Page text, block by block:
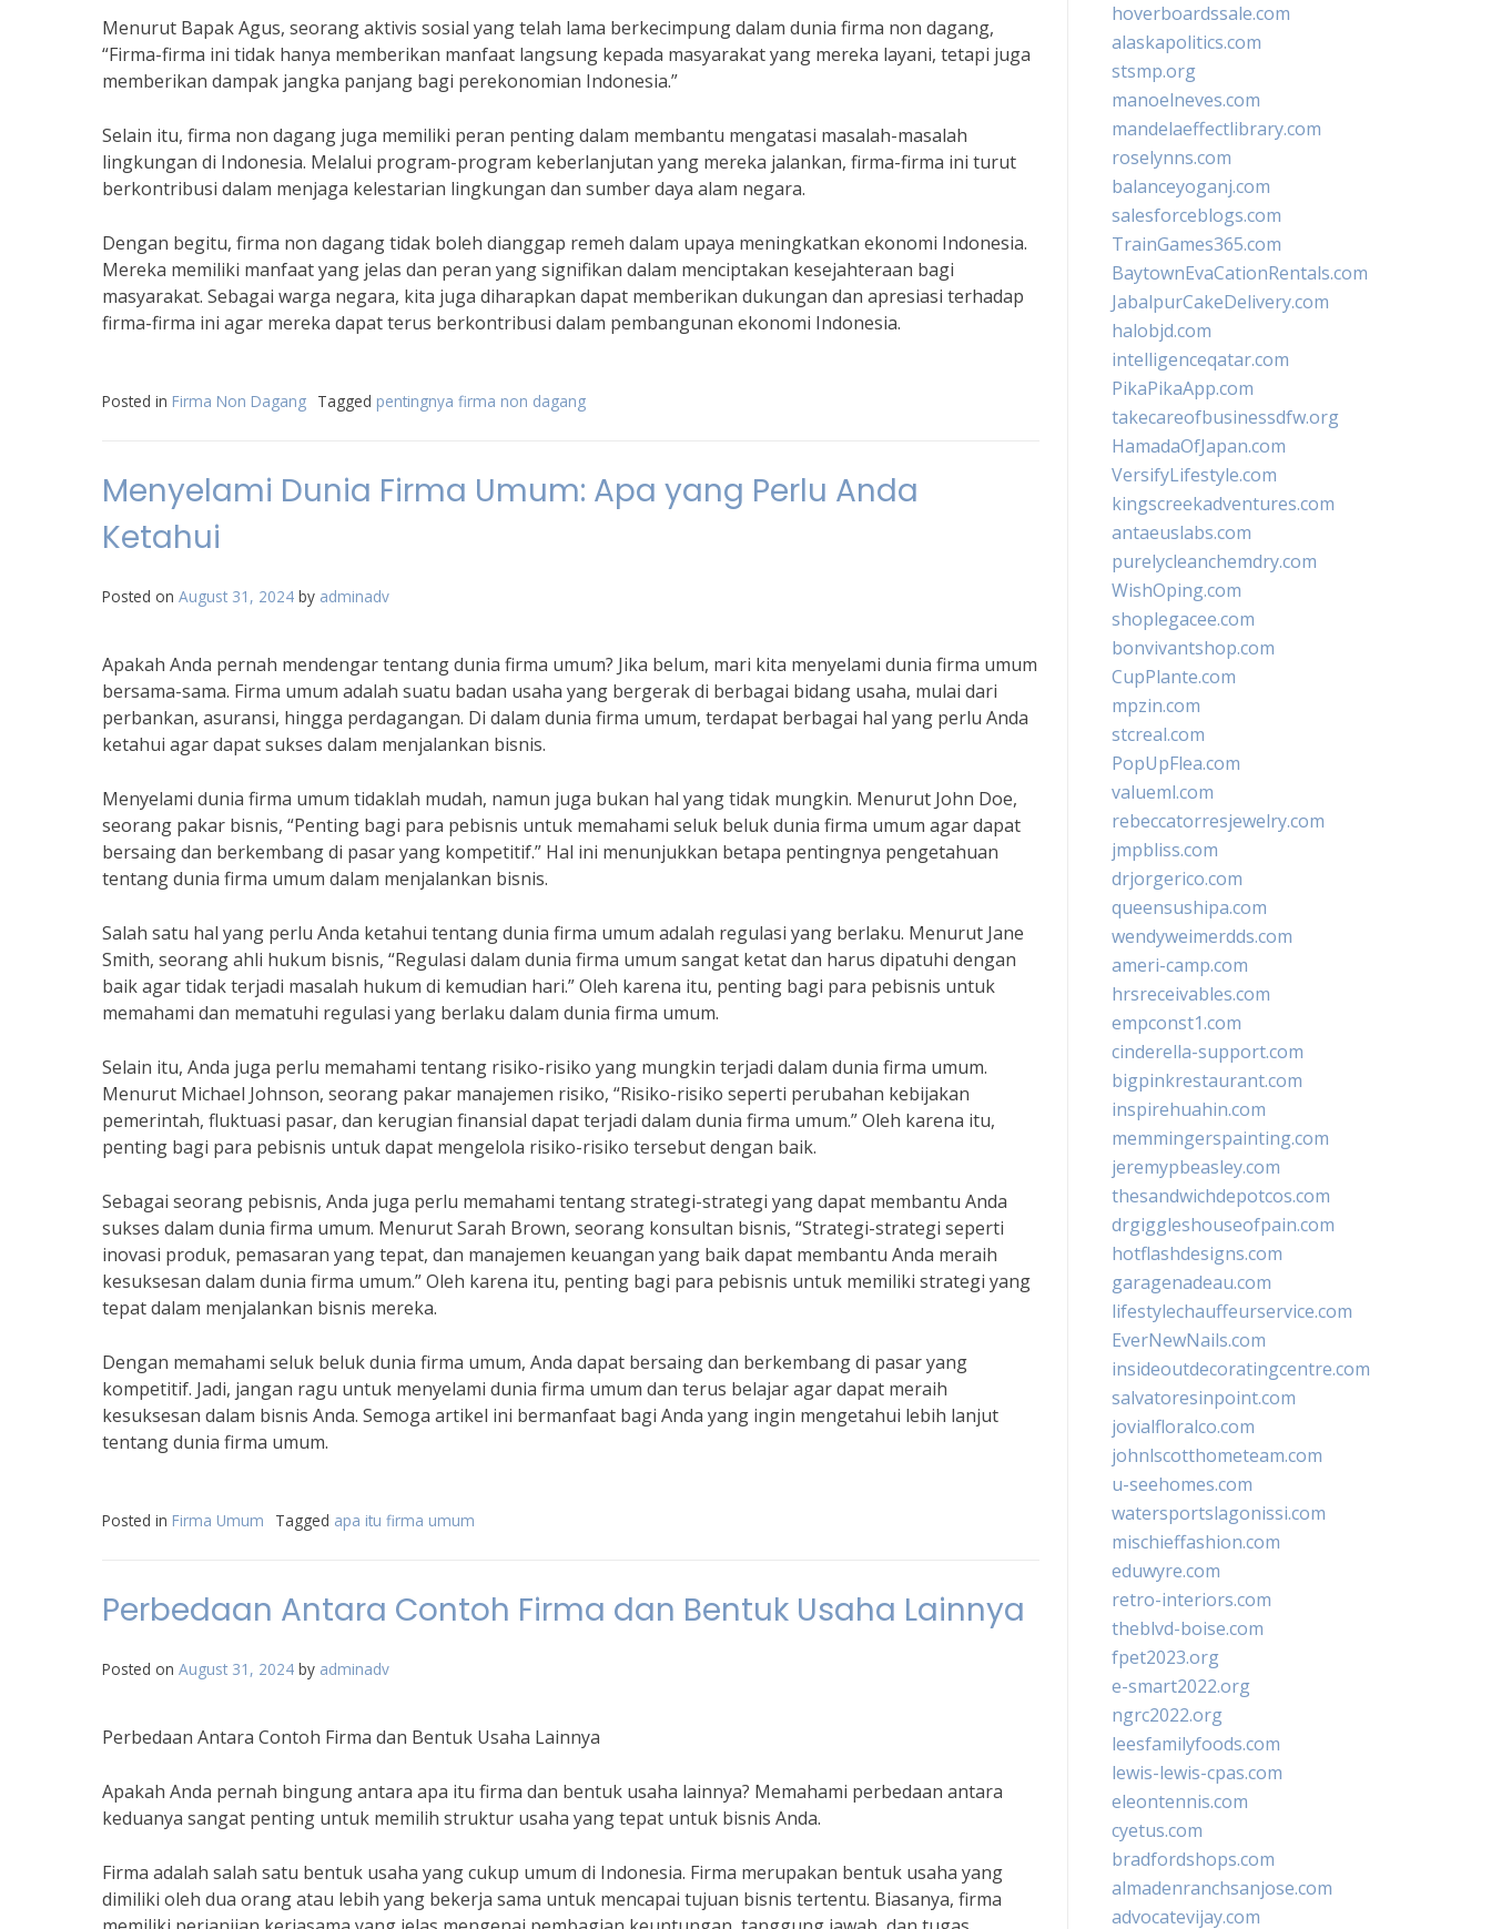
Menurut Bapak Agus, seorang aktivis sosial yang telah lama berkecimpung dalam dunia firma non dagang,
“Firma-firma ini tidak hanya memberikan manfaat langsung kepada masyarakat yang mereka layani, tetapi juga
memberikan dampak jangka panjang bagi perekonomian Indonesia.”
Selain itu, firma non dagang juga memiliki peran penting dalam membantu mengatasi masalah-masalah
lingkungan di Indonesia. Melalui program-program keberlanjutan yang mereka jalankan, firma-firma ini turut
berkontribusi dalam menjaga kelestarian lingkungan dan sumber daya alam negara.
Dengan begitu, firma non dagang tidak boleh dianggap remeh dalam upaya meningkatkan ekonomi Indonesia.
Mereka memiliki manfaat yang jelas dan peran yang signifikan dalam menciptakan kesejahteraan bagi
masyarakat. Sebagai warga negara, kita juga diharapkan dapat memberikan dukungan dan apresiasi terhadap
firma-firma ini agar mereka dapat terus berkontribusi dalam pembangunan ekonomi Indonesia.
Posted in Firma Non Dagang Tagged pentingnya firma non dagang
Menyelami Dunia Firma Umum: Apa yang Perlu Anda
Ketahui
Posted on August 31, 2024 by adminadv
Apakah Anda pernah mendengar tentang dunia firma umum? Jika belum, mari kita menyelami dunia firma umum
bersama-sama. Firma umum adalah suatu badan usaha yang bergerak di berbagai bidang usaha, mulai dari
perbankan, asuransi, hingga perdagangan. Di dalam dunia firma umum, terdapat berbagai hal yang perlu Anda
ketahui agar dapat sukses dalam menjalankan bisnis.
Menyelami dunia firma umum tidaklah mudah, namun juga bukan hal yang tidak mungkin. Menurut John Doe,
seorang pakar bisnis, “Penting bagi para pebisnis untuk memahami seluk beluk dunia firma umum agar dapat
bersaing dan berkembang di pasar yang kompetitif.” Hal ini menunjukkan betapa pentingnya pengetahuan
tentang dunia firma umum dalam menjalankan bisnis.
Salah satu hal yang perlu Anda ketahui tentang dunia firma umum adalah regulasi yang berlaku. Menurut Jane
Smith, seorang ahli hukum bisnis, “Regulasi dalam dunia firma umum sangat ketat dan harus dipatuhi dengan
baik agar tidak terjadi masalah hukum di kemudian hari.” Oleh karena itu, penting bagi para pebisnis untuk
memahami dan mematuhi regulasi yang berlaku dalam dunia firma umum.
Selain itu, Anda juga perlu memahami tentang risiko-risiko yang mungkin terjadi dalam dunia firma umum.
Menurut Michael Johnson, seorang pakar manajemen risiko, “Risiko-risiko seperti perubahan kebijakan
pemerintah, fluktuasi pasar, dan kerugian finansial dapat terjadi dalam dunia firma umum.” Oleh karena itu,
penting bagi para pebisnis untuk dapat mengelola risiko-risiko tersebut dengan baik.
Sebagai seorang pebisnis, Anda juga perlu memahami tentang strategi-strategi yang dapat membantu Anda
sukses dalam dunia firma umum. Menurut Sarah Brown, seorang konsultan bisnis, “Strategi-strategi seperti
inovasi produk, pemasaran yang tepat, dan manajemen keuangan yang baik dapat membantu Anda meraih
kesuksesan dalam dunia firma umum.” Oleh karena itu, penting bagi para pebisnis untuk memiliki strategi yang
tepat dalam menjalankan bisnis mereka.
Dengan memahami seluk beluk dunia firma umum, Anda dapat bersaing dan berkembang di pasar yang
kompetitif. Jadi, jangan ragu untuk menyelami dunia firma umum dan terus belajar agar dapat meraih
kesuksesan dalam bisnis Anda. Semoga artikel ini bermanfaat bagi Anda yang ingin mengetahui lebih lanjut
tentang dunia firma umum.
Posted in Firma Umum Tagged apa itu firma umum
Perbedaan Antara Contoh Firma dan Bentuk Usaha Lainnya
Posted on August 31, 2024 by adminadv
Perbedaan Antara Contoh Firma dan Bentuk Usaha Lainnya
Apakah Anda pernah bingung antara apa itu firma dan bentuk usaha lainnya? Memahami perbedaan antara
keduanya sangat penting untuk memilih struktur usaha yang tepat untuk bisnis Anda.
Firma adalah salah satu bentuk usaha yang cukup umum di Indonesia. Firma merupakan bentuk usaha yang
dimiliki oleh dua orang atau lebih yang bekerja sama untuk mencapai tujuan bisnis tertentu. Biasanya, firma
hoverboardssale.com
alaskapolitics.com
stsmp.org
manoelneves.com
mandelaeffectlibrary.com
roselynns.com
balanceyoganj.com
salesforceblogs.com
TrainGames365.com
BaytownEvaCationRentals.com
JabalpurCakeDelivery.com
halobjd.com
intelligenceqatar.com
PikaPikaApp.com
takecareofbusinessdfw.org
HamadaOfJapan.com
VersifyLifestyle.com
kingscreekadventures.com
antaeuslabs.com
purelycleanchemdry.com
WishOping.com
shoplegacee.com
bonvivantshop.com
CupPlante.com
mpzin.com
stcreal.com
PopUpFlea.com
valueml.com
rebeccatorresjewelry.com
jmpbliss.com
drjorgerico.com
queensushipa.com
wendyweimerdds.com
ameri-camp.com
hrsreceivables.com
empconst1.com
cinderella-support.com
bigpinkrestaurant.com
inspirehuahin.com
memmingerspainting.com
jeremypbeasley.com
thesandwichdepotcos.com
drgiggleshouseofpain.com
hotflashdesigns.com
garagenadeau.com
lifestylechauffeurservice.com
EverNewNails.com
insideoutdecoratingcentre.com
salvatoresinpoint.com
jovialfloralco.com
johnlscotthometeam.com
u-seehomes.com
watersportslagonissi.com
mischieffashion.com
eduwyre.com
retro-interiors.com
theblvd-boise.com
fpet2023.org
e-smart2022.org
ngrc2022.org
leesfamilyfoods.com
lewis-lewis-cpas.com
eleontennis.com
cyetus.com
bradfordshops.com
almadenranchsanjose.com
advocatevijay.com